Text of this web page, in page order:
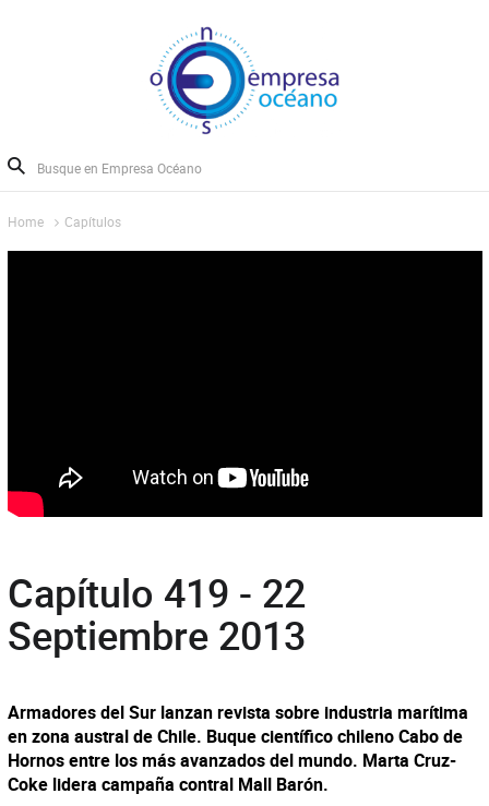
Home Capítulos
Capítulo 419 - 22
Septiembre 2013
Armadores del Sur lanzan revista sobre industria marítima
en zona austral de Chile. Buque científico chileno Cabo de
Hornos entre los más avanzados del mundo. Marta Cruz-
Coke lidera campaña contral Mall Barón.